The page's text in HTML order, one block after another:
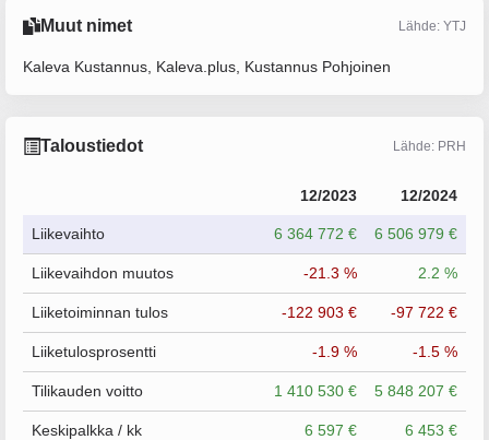
Muut nimet Lähde: YTJ
Kaleva Kustannus, Kaleva.plus, Kustannus Pohjoinen
Taloustiedot Lähde: PRH
12/2023 12/2024
Liikevaihto 6 364 772 € 6 506 979 €
Liikevaihdon muutos -21.3 % 2.2 %
Liiketoiminnan tulos -122 903 € -97 722 €
Liiketulosprosentti -1.9 % -1.5 %
Tilikauden voitto 1 410 530 € 5 848 207 €
Keskipalkka / kk 6 597 € 6 453 €